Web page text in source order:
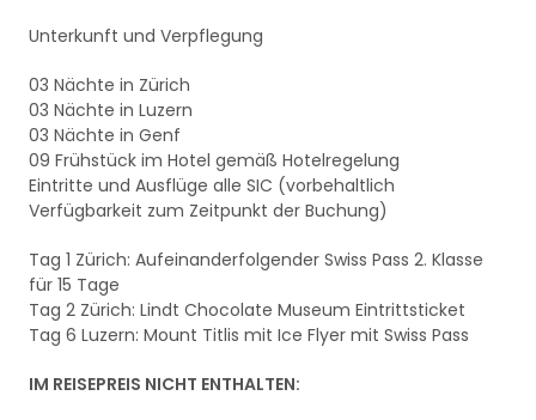
Unterkunft und Verpflegung
03 Nächte in Zürich
03 Nächte in Luzern
03 Nächte in Genf
09 Frühstück im Hotel gemäß Hotelregelung
Eintritte und Ausflüge alle SIC (vorbehaltlich
Verfügbarkeit zum Zeitpunkt der Buchung)
Tag 1 Zürich: Aufeinanderfolgender Swiss Pass 2. Klasse
für 15 Tage
Tag 2 Zürich: Lindt Chocolate Museum Eintrittsticket
Tag 6 Luzern: Mount Titlis mit Ice Flyer mit Swiss Pass
IM REISEPREIS NICHT ENTHALTEN: